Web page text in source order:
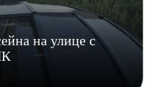
на улице с